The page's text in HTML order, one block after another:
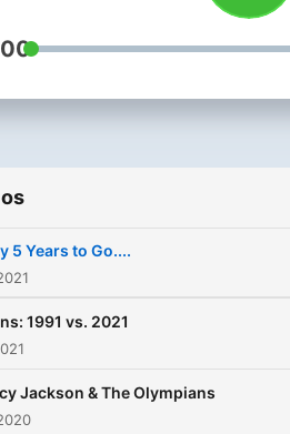
and
discuss,
will
parents
5 Years to Go....
1991 vs. 2021
Jackson & The Olympians